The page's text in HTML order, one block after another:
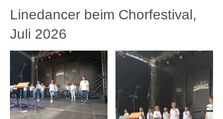
Linedancer beim Chorfestival,
Juli 2026